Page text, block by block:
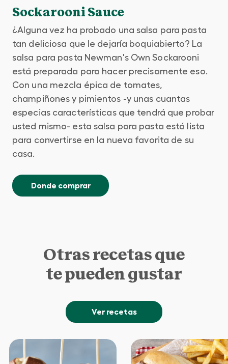
Sockarooni Sauce
¿Alguna vez ha probado una salsa para pasta
tan deliciosa que le dejaría boquiabierto? La
salsa para pasta Newman's Own Sockarooni
está preparada para hacer precisamente eso.
Con una mezcla épica de tomates,
champiñones y pimientos -y unas cuantas
especias características que tendrá que probar
usted mismo- esta salsa para pasta está lista
para convertirse en la nueva favorita de su
casa.
Donde comprar
Otras recetas que
te pueden gustar
Ver recetas